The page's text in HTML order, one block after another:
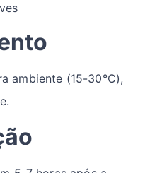
ambiente (15-30°C),